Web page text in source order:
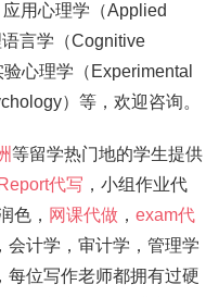
用心理学（Applied
言学（Cognitive
心理学（Experimental
）等，欢迎咨询。
等留学热门地的学生提供
Report代写 ，小组作业代
色， 网课代做 ， exam代
会计学，审计学，管理学
每位写作老师都拥有过硬